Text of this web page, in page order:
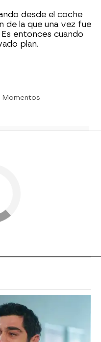
desde el coche
de la que una vez fue
entonces cuando
plan.
Momentos